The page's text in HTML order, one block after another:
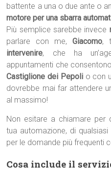
battente a una o due ante o
motore per una sbarra
Più semplice sarebbe invece
parlare con me,Giacomo,
intervenire, che ha
appuntamenti che consentono
Castiglione dei Pepoli o con
dovrebbe mai far attendere
al massimo!
Non esitare a chiamare per
tua automazione, di
per le domande più frequenti
Cosa include il